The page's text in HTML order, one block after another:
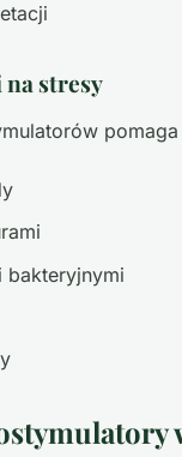
stresy
bakteryjnymi